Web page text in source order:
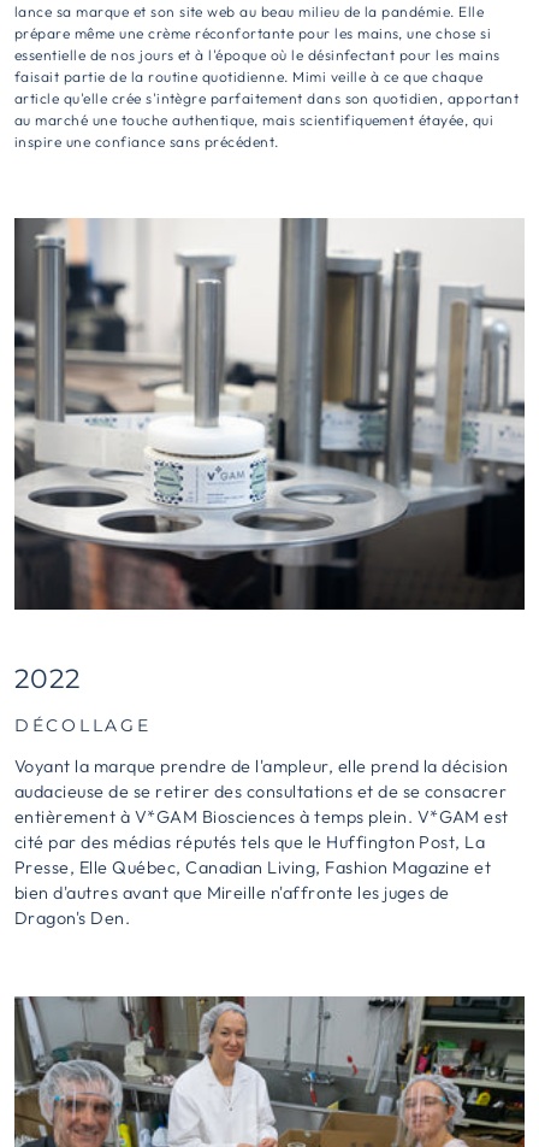
lance sa marque et son site web au beau milieu de la pandémie. Elle
prépare même une crème réconfortante pour les mains, une chose si
essentielle de nos jours et à l'époque où le désinfectant pour les mains
faisait partie de la routine quotidienne. Mimi veille à ce que chaque
article qu'elle crée s'intègre parfaitement dans son quotidien, apportant
au marché une touche authentique, mais scientifiquement étayée, qui
inspire une confiance sans précédent.
2022
DÉCOLLAGE
Voyant la marque prendre de l'ampleur, elle prend la décision
audacieuse de se retirer des consultations et de se consacrer
entièrement à V*GAM Biosciences à temps plein. V*GAM est
cité par des médias réputés tels que le Huffington Post, La
Presse, Elle Québec, Canadian Living, Fashion Magazine et
bien d'autres avant que Mireille n'affronte les juges de
Dragon's Den.